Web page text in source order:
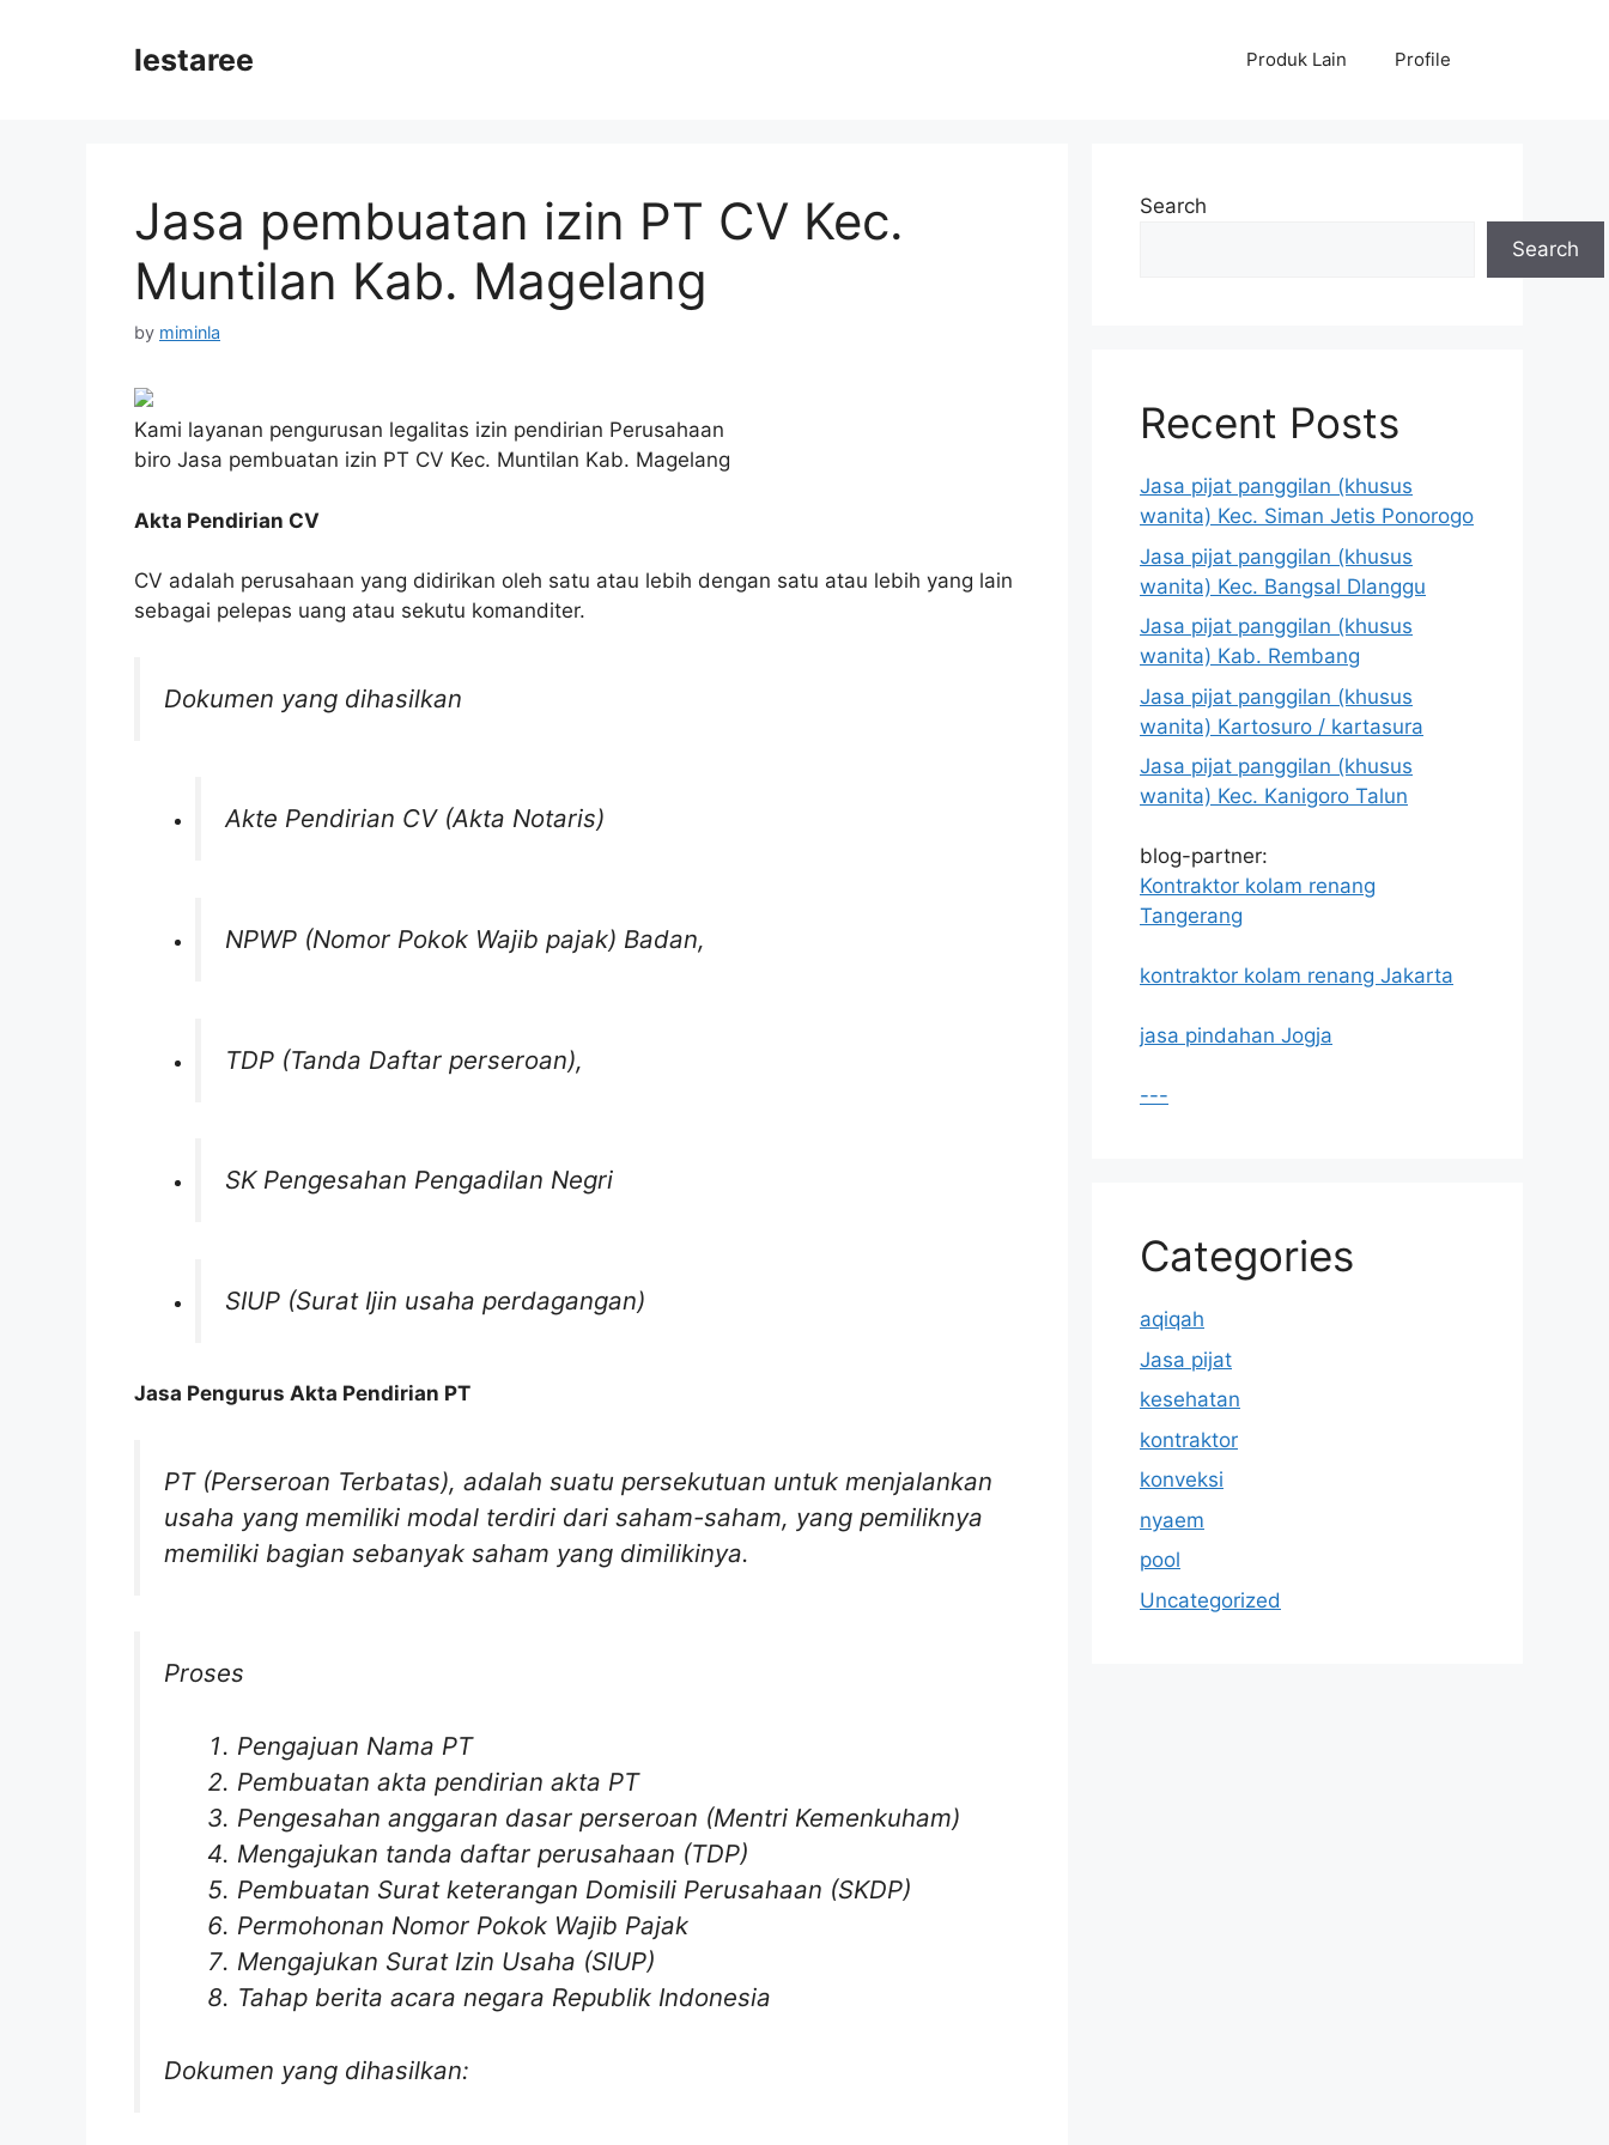
lestaree Produk Lain Profile
Jasa pembuatan izin PT CV Kec.
Muntilan Kab. Magelang
by miminla
Kami layanan pengurusan legalitas izin pendirian Perusahaan
biro Jasa pembuatan izin PT CV Kec. Muntilan Kab. Magelang
Akta Pendirian CV
CV adalah perusahaan yang didirikan oleh satu atau lebih dengan satu atau lebih yang lain
sebagai pelepas uang atau sekutu komanditer.
Dokumen yang dihasilkan
Akte Pendirian CV (Akta Notaris)
NPWP (Nomor Pokok Wajib pajak) Badan,
TDP (Tanda Daftar perseroan),
SK Pengesahan Pengadilan Negri
SIUP (Surat Ijin usaha perdagangan)
Jasa Pengurus Akta Pendirian PT
PT (Perseroan Terbatas), adalah suatu persekutuan untuk menjalankan
usaha yang memiliki modal terdiri dari saham-saham, yang pemiliknya
memiliki bagian sebanyak saham yang dimilikinya.
Proses
Pengajuan Nama PT
Pembuatan akta pendirian akta PT
Pengesahan anggaran dasar perseroan (Mentri Kemenkuham)
Mengajukan tanda daftar perusahaan (TDP)
Pembuatan Surat keterangan Domisili Perusahaan (SKDP)
Permohonan Nomor Pokok Wajib Pajak
Mengajukan Surat Izin Usaha (SIUP)
Tahap berita acara negara Republik Indonesia
Dokumen yang dihasilkan:
Search
Search
Recent Posts
Jasa pijat panggilan (khusus
wanita) Kec. Siman Jetis Ponorogo
Jasa pijat panggilan (khusus
wanita) Kec. Bangsal Dlanggu
Jasa pijat panggilan (khusus
wanita) Kab. Rembang
Jasa pijat panggilan (khusus
wanita) Kartosuro / kartasura
Jasa pijat panggilan (khusus
wanita) Kec. Kanigoro Talun
blog-partner:
Kontraktor kolam renang
Tangerang
kontraktor kolam renang Jakarta
jasa pindahan Jogja
---
Categories
aqiqah
Jasa pijat
kesehatan
kontraktor
konveksi
nyaem
pool
Uncategorized